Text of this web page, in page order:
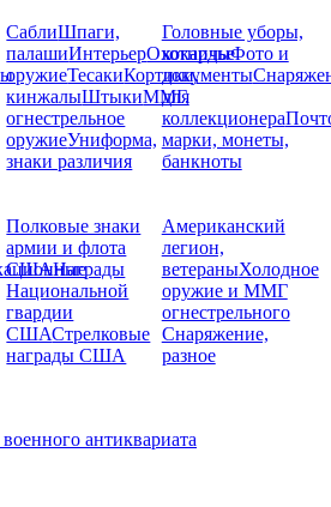
СаблиШпаги,
палашиИнтерьерОхотничье
оружиеТесакиКортики,
кинжалыШтыкиММГ,
огнестрельное
оружиеУниформа,
знаки различия
Головные уборы,
кокардыФото и
документы
для
коллекционера
марки, монеты,
банкноты
Полковые знаки
армии и флота
СШАНаграды
Национальной
гвардии
СШАСтрелковые
награды США
Американский
легион,
ветераныХолодное
оружие и ММГ
огнестрельного
Снаряжение,
разное
антиквариата